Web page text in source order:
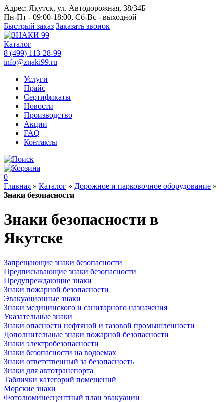
Адрес: Якутск, ул. Автодорожная, 38/34Б
Пн-Пт - 09:00-18:00, Сб-Вс - выходной
Быстрый заказ Заказать звонок
Каталог
8 (499) 113-28-99
info@znaki99.ru
Услуги
Прайс
Сертификаты
Новости
Производство
Акции
FAQ
Контакты
0
Главная » Каталог » Дорожное и парковочное оборудование »
Знаки безопасности
Знаки безопасности в
Якутске
Запрещающие знаки безопасности
Предписывающие знаки безопасности
Предупреждающие знаки
Знаки пожарной безопасности
Эвакуационные знаки
Знаки медицинского и санитарного назначения
Указательные знаки
Знаки опасности нефтяной и газовой промышленности
Дополнительные знаки пожарной безопасности
Знаки электробезопасности
Знаки безопасности на водоемах
Знаки ответственный за безопасность
Знаки для автотранспорта
Таблички категорий помещений
Морские знаки
Фотолюминесцентный план эвакуации